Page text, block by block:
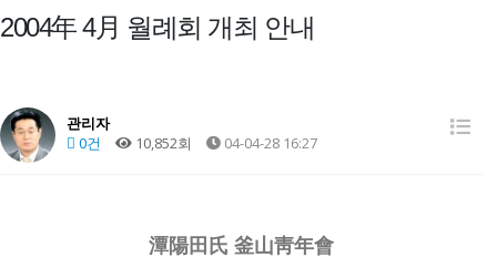
2004年 4月 월례회 개최 안내
관리자
0건
10,852회 04-04-28 16:27
潭陽田氏 釜山靑年會